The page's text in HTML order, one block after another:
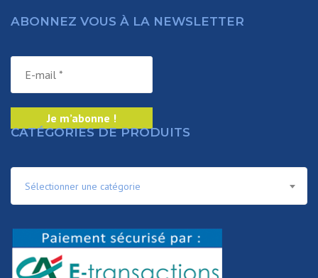
ABONNEZ VOUS À LA NEWSLETTER
CATÉGORIES DE PRODUITS
Sélectionner une catégorie